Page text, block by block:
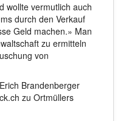
wollte vermutlich auch
durch den Verkauf
Geld machen.» Man
zu ermitteln
von
Brandenberger
zu Ortmüllers